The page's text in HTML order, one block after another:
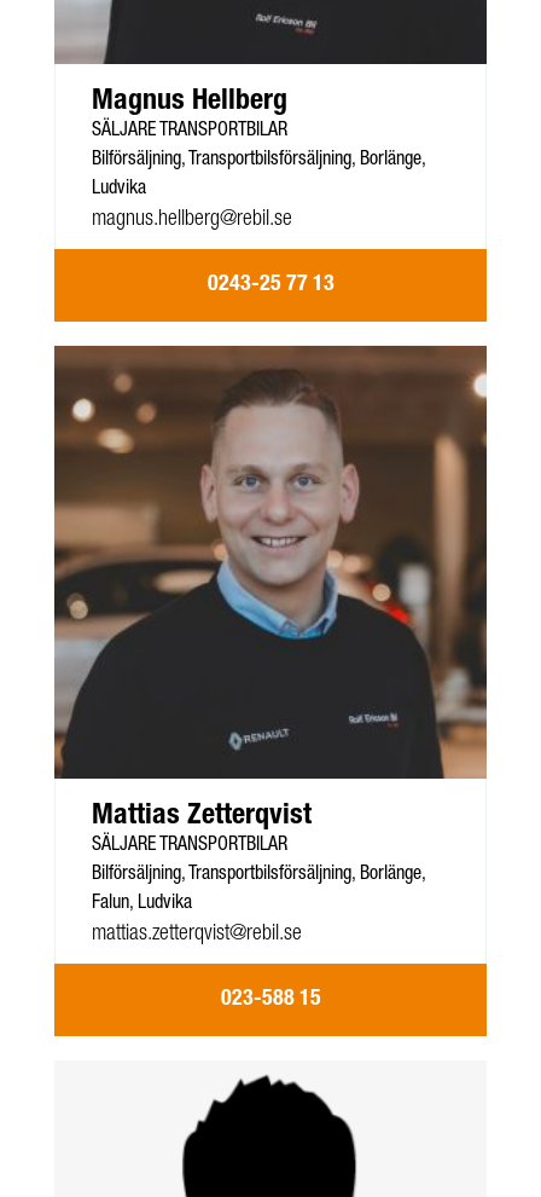
Magnus Hellberg
SÄLJARE TRANSPORTBILAR
Bilförsäljning, Transportbilsförsäljning, Borlänge,
Ludvika
magnus.hellberg@rebil.se
0243-25 77 13
Mattias Zetterqvist
SÄLJARE TRANSPORTBILAR
Bilförsäljning, Transportbilsförsäljning, Borlänge,
Falun, Ludvika
mattias.zetterqvist@rebil.se
023-588 15